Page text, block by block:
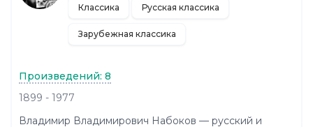
Классика Русская классика
Зарубежная классика
Произведений: 8
1899 - 1977
Владимир Владимирович Набоков — русский и